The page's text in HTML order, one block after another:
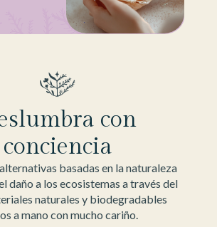
con
conciencia
basadas en la naturaleza
daño a los ecosistemas a través del
naturales y biodegradables
a mano con mucho cariño.